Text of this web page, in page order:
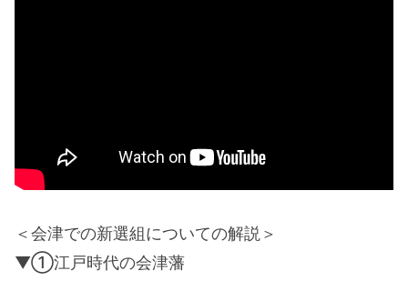
＜会津での新選組についての解説＞
▼①江戸時代の会津藩